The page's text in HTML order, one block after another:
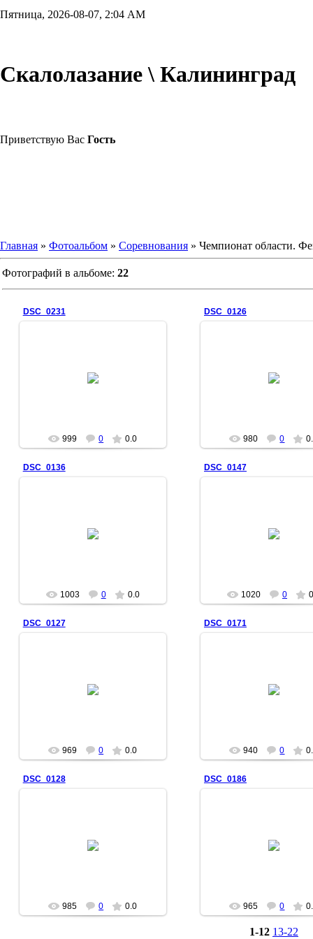
Пятница, 2026-08-07, 2:04 AM
Скалолазание \ Калининград
Приветствую Вас Гость
Главная » Фотоальбом » Соревнования » Чемпионат области.
Фотографий в альбоме: 22
DSC_0231
2007-03-11
999 0 0.0
DSC_0126
2007-03-11
980 0
DSC_0136
2007-03-11
1003 0 0.0
DSC_0147
2007-03-11
1020 0
DSC_0127
2007-03-11
969 0 0.0
DSC_0171
2007-03-11
940 0
DSC_0128
2007-03-11
985 0 0.0
DSC_0186
2007-03-11
965 0
1-12 13-22